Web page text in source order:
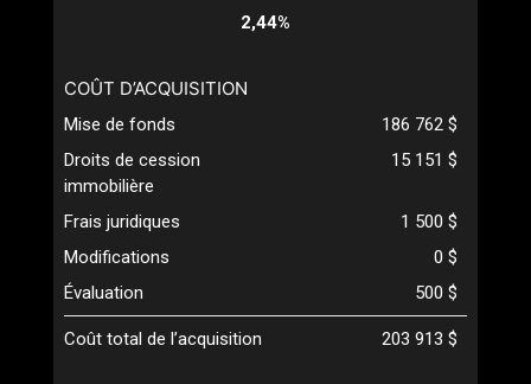
2,44%
COÛT D’ACQUISITION
Mise de fonds
186 762 $
Droits de cession
immobilière
15 151 $
Frais juridiques
1 500 $
Modifications
0 $
Évaluation
500 $
Coût total de l’acquisition 203 913 $